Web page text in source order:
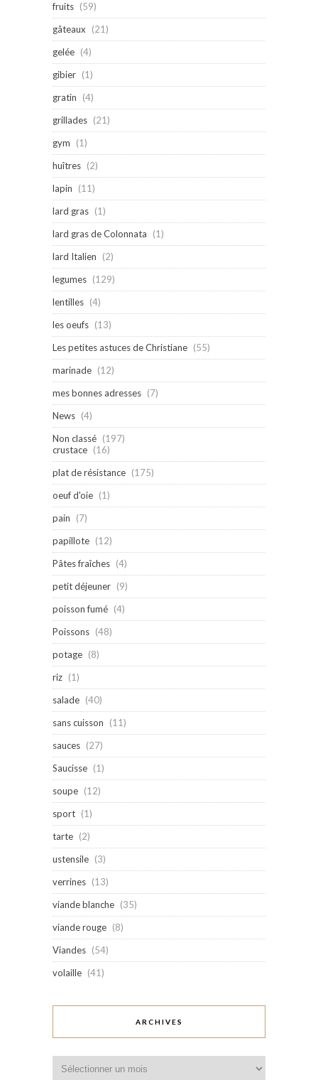
fruits (59)
gâteaux
(21)
gelée (4)
gibier (1)
gratin
(4)
grillades (21)
gym
(1)
huîtres (2)
lapin
(11)
lard gras (1)
lard gras de Colonnata
(1)
lard Italien
(2)
legumes (129)
lentilles (4)
les oeufs (13)
Les petites astuces de Christiane (55)
marinade (12)
mes bonnes adresses (7)
News (4)
Non classé (197)
crustace (16)
plat de résistance (175)
oeuf d'oie (1)
pain
(7)
papillote (12)
Pâtes fraîches (4)
petit déjeuner (9)
poisson fumé (4)
Poissons (48)
potage (8)
riz (1)
salade (40)
sans cuisson
(11)
sauces (27)
Saucisse (1)
soupe (12)
sport (1)
tarte (2)
ustensile (3)
verrines (13)
viande blanche (35)
viande rouge (8)
Viandes (54)
volaille (41)
ARCHIVES